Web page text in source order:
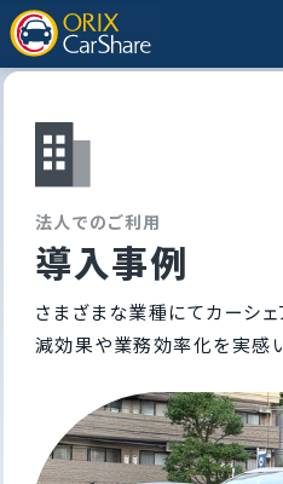
法人 でのご利用
導入事例
さまざまな業種にてカーシ
減効果や業務効率化を実感